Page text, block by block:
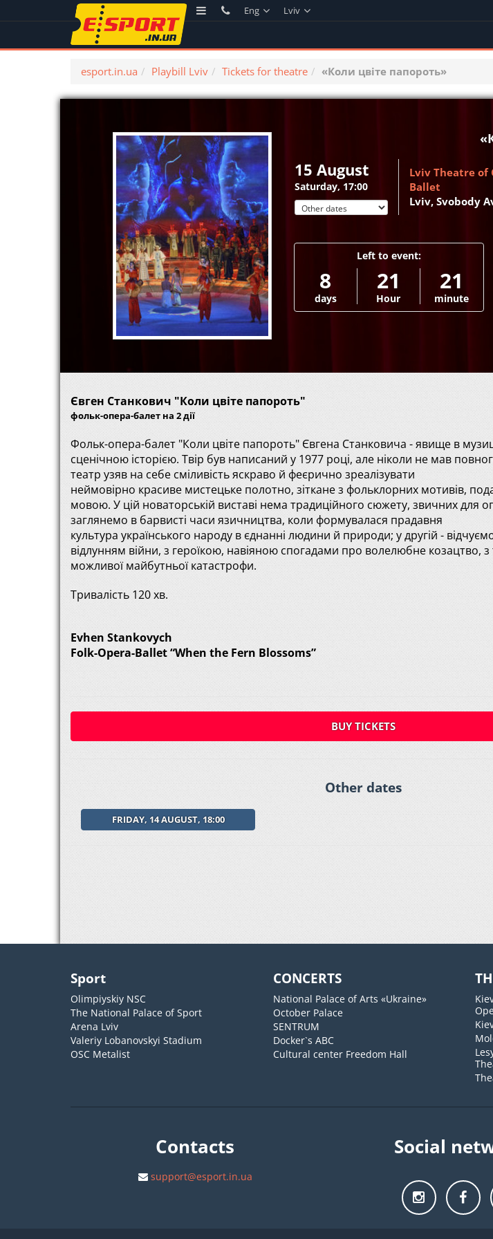
Eng Lviv
esport.in.ua Playbill Lviv Tickets for theatre «Коли цвіте папороть»
15 August
Saturday, 17:00
Lviv Theatre of
Ballet
Lviv, Svobody
Left to event:
8
days
21
Hour
21
minute
Євген Станкович "Коли цвіте папороть"
фольк-опера-балет на 2 дії
Фольк-опера-балет "Коли цвіте папороть" Євгена Станковича - явище в
сценічною історією. Твір був написаний у 1977 році, але ніколи не мав
театр узяв на себе сміливість яскраво й феєрично зреалізувати
неймовірно красиве мистецьке полотно, зіткане з фольклорних мотивів,
мовою. У цій новаторській виставі нема традиційного сюжету, звичних для
заглянемо в барвисті часи язичництва, коли формувалася прадавня
культура українського народу в єднанні людини й природи; у другій -
відлунням війни, з героїкою, навіяною спогадами про волелюбне козацтво,
можливої майбутньої катастрофи.
Тривалість 120 хв.
Evhen Stankovych
Folk-Opera-Ballet “When the Fern Blossoms”
BUY TICKETS
Other dates
FRIDAY, 14 AUGUST, 18:00
Sport
Olimpiyskiy NSC
The National Palace of Sport
Arena Lviv
Valeriy Lobanovskyi Stadium
OSC Metalist
CONCERTS
National Palace of Arts «Ukraine»
October Palace
SENTRUM
Docker`s ABC
Cultural center Freedom Hall
Contacts
support@esport.in.ua
Social